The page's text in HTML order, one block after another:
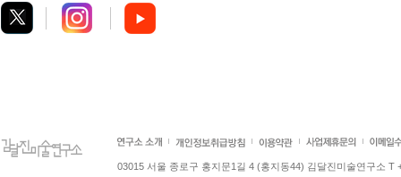
03015 서울 종로구 홍지문1길 4 (홍지동44) 김달진미술연구소 T